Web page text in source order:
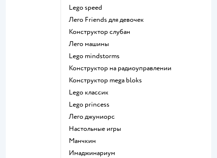
Lego speed
Лего Friends для девочек
Конструктор слубан
Лего машины
Lego mindstorms
Конструктор на радиоуправлении
Конструктор mega bloks
Lego классик
Lego princess
Лего джуниорс
Настольные игры
Манчкин
Имаджинариум